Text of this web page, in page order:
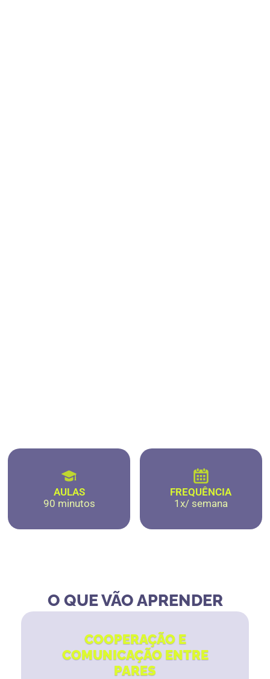
AULAS
90 minutos
FREQUÊNCIA
1x/ semana
O QUE VÃO APRENDER
COOPERAÇÃO E
COMUNICAÇÃO ENTRE
PARES